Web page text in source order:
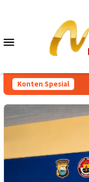
Mobile
Konten Spesial